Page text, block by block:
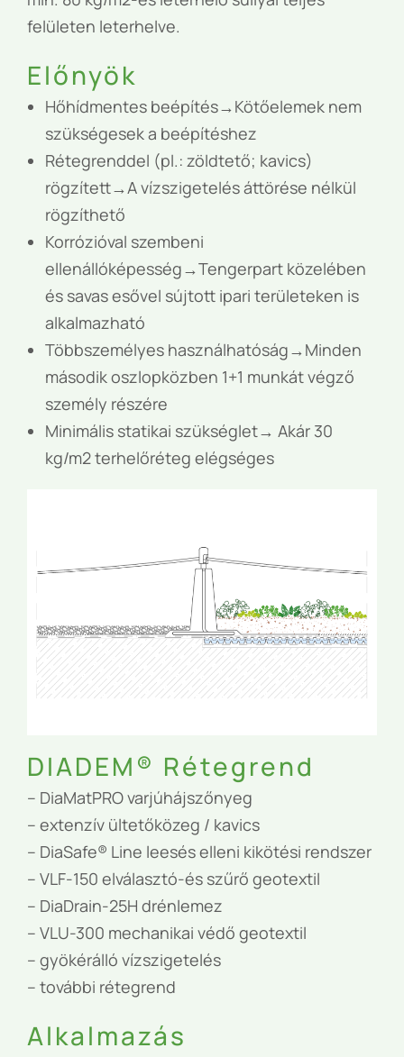
felületen leterhelve.
Előnyök
Hőhídmentes beépítés→Kötőelemek nem
szükségesek a beépítéshez
Rétegrenddel (pl.: zöldtető; kavics)
rögzített→A vízszigetelés áttörése nélkül
rögzíthető
Korrózióval szembeni
ellenállóképesség→Tengerpart közelében
és savas esővel sújtott ipari területeken is
alkalmazható
Többszemélyes használhatóság→Minden
második oszlopközben 1+1 munkát végző
személy részére
Minimális statikai szükséglet→ Akár 30
kg/m2 terhelőréteg elégséges
DIADEM® Rétegrend
– DiaMatPROvarjúhájszőnyeg
– extenzív ültetőközeg / kavics
– DiaSafe® Line leesés elleni kikötési rendszer
– VLF-150 elválasztó-és szűrő geotextil
– DiaDrain-25H drénlemez
– VLU-300 mechanikai védő geotextil
– gyökérálló vízszigetelés
– további rétegrend
Alkalmazás